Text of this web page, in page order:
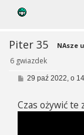
Piter 35
6 gwiazdek
NAsze
P
t
29 paź 2022, o
Czas ożywić te